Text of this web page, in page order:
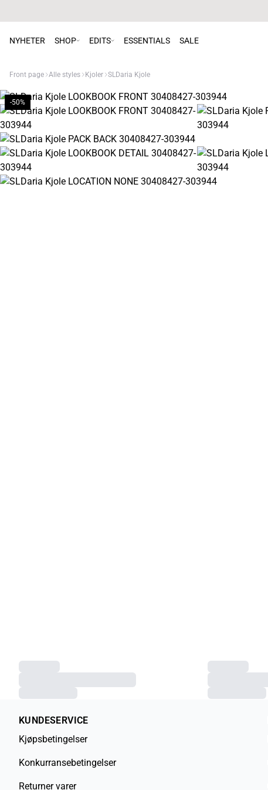
NYHETER SHOP EDITS ESSENTIALS SALE
Front page Alle styles Kjoler SLDaria Kjole
-50%
KUNDESERVICE
Kjøpsbetingelser
Konkurransebetingelser
Returner varer